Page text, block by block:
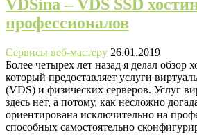
VDSina – VDS SSD
профессионалов
Сервисы веб-мастеру 26.01.2019
Более четырех лет назад я делал обзор
который предоставляет услуги
(VDS) и физических серверов. Услуг
здесь нет, а потому, как несложно
ориентирована исключительно на
способных самостоятельно